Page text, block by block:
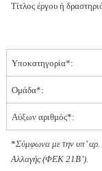
Τίτλος έργου ή
Υποκατηγορία*:
Ομάδα*:
Αύξων αριθμός*:
*Σύμφωνα με την υπ’
Αλλαγής (ΦΕΚ 21Β’).